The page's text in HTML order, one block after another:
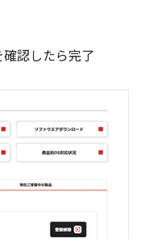
認したら完了